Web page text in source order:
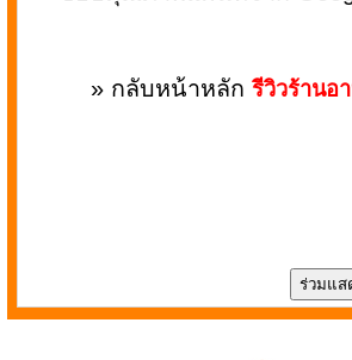
» กลับหน้าหลัก รีวิวร้านอ